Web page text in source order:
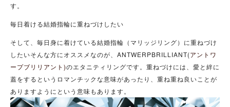
す。
毎日着ける結婚指輪に重ねづけしたい
そして、毎日身に着けている結婚指輪（マリッジリング）に重ねづけ
したいそんな方にオススメなのが、ANTWERPBRILLIANT(アントワ
ープブリリアント)のエタニティリングです。重ねづけには、愛と絆に
蓋をするというロマンチックな意味があったり、重ね重ね良いことが
ありますようにという意味もあります。